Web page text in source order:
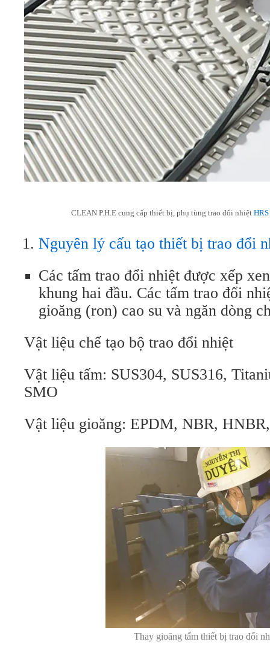
CLEAN P.H.E cung cấp thiết bị, phụ tùng trao đổi nhiệt HRS
Nguyên lý cấu tạo thiết bị trao đổi
Các tấm trao đổi nhiệt được xếp
khung hai đầu. Các tấm trao đổi
gioăng (ron) cao su và ngăn dòng
Vật liệu chế tạo bộ trao đổi nhiệt
Vật liệu tấm: SUS304, SUS316,
SMO
Vật liệu gioăng: EPDM, NBR,
Thay gioăng tấm thiết bị trao đổi